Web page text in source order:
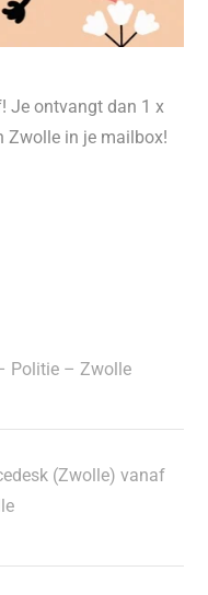
Je ontvangt dan 1 x
Zwolle in je mailbox!
Politie – Zwolle
(Zwolle) vanaf